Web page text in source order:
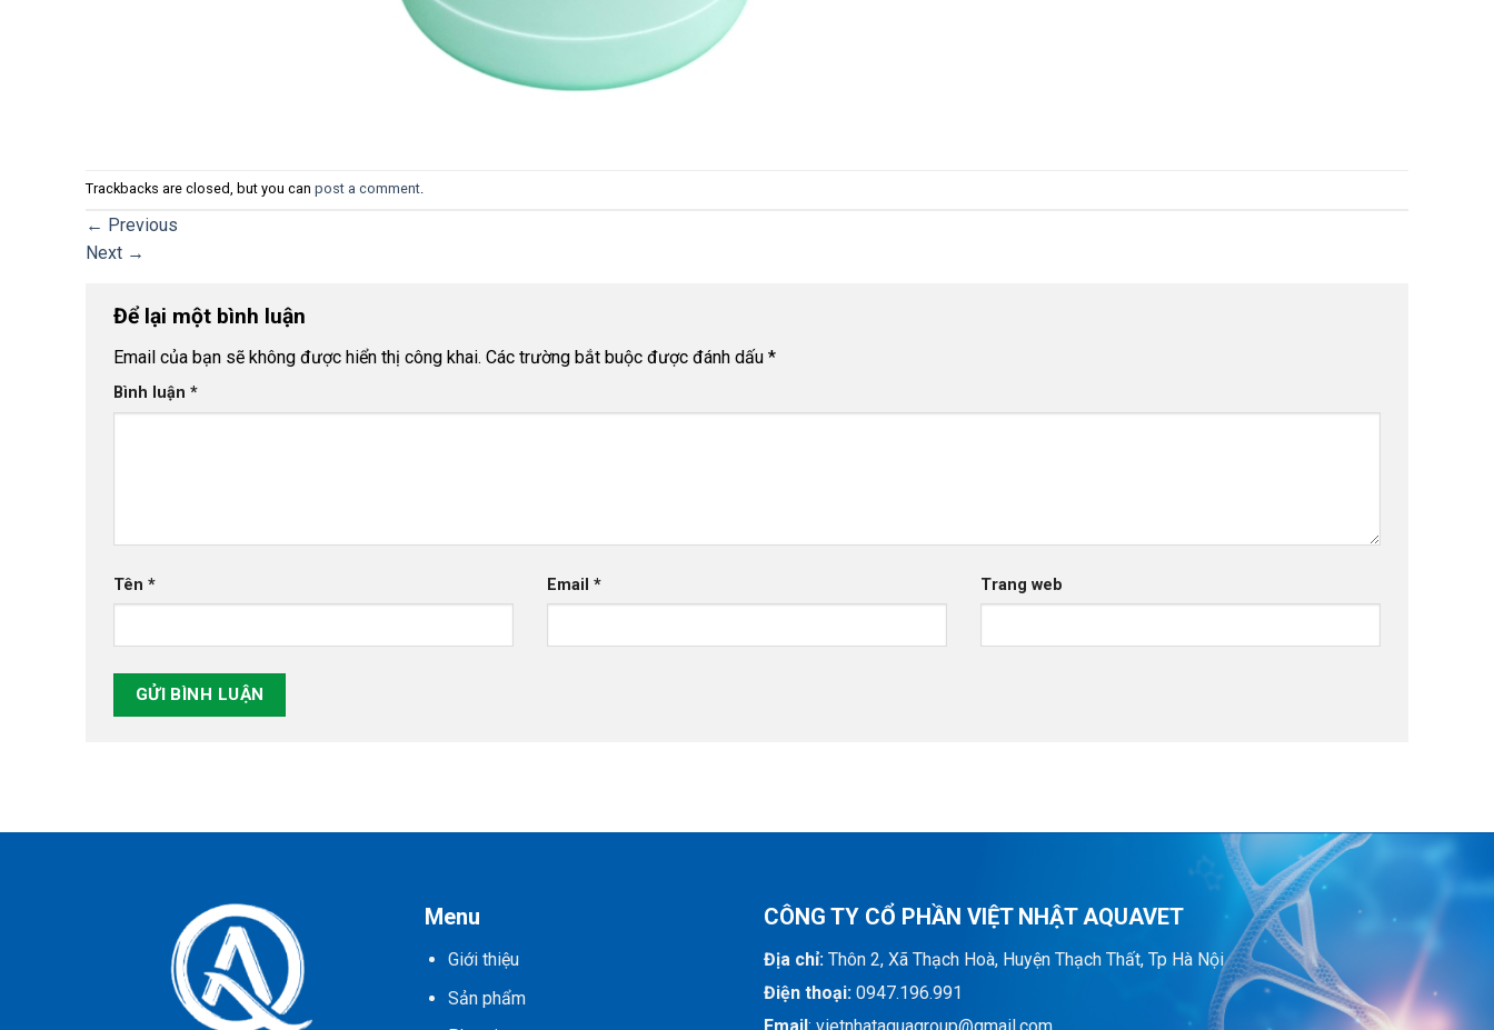
Trackbacks are closed, but you can post a comment
← Previous
Next →
Để lại một bình luận
Email của bạn sẽ không được hiển thị công khai. Các trường bắt buộc được đánh dấu *
Bình luận *
Tên * Email * Trang web
Menu
Giới thiệu
Sản phẩm
CÔNG TY CỔ PHẦN VIỆT NHẬT AQUAVET
Địa chỉ: Thôn 2, Xã Thạch Hoà, Huyện Thạch Thất, Tp Hà Nội
Điện thoại: 0947.196.991